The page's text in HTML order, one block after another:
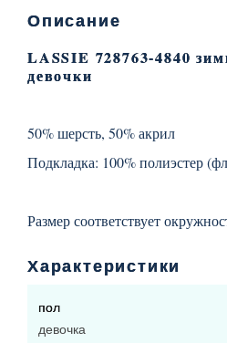
Описание
LASSIE 728763-4840
девочки
50% шерсть, 50% акрил
Подкладка: 100% полиэстер
Размер соответствует
Характеристики
пол
девочка